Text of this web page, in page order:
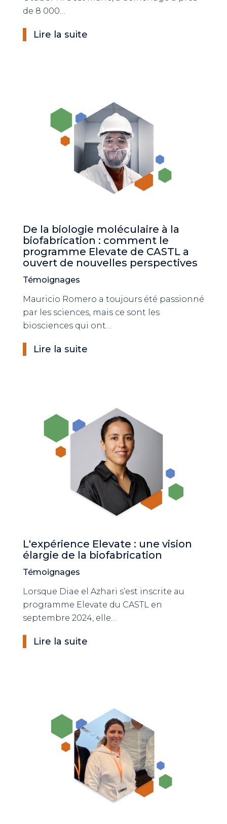
de 8 000…
Lire la suite
De la biologie moléculaire à la
biofabrication : comment le
programme Elevate de CASTL a
ouvert de nouvelles perspectives
Témoignages
Mauricio Romero a toujours été passionné
par les sciences, mais ce sont les
biosciences qui ont…
Lire la suite
L'expérience Elevate : une vision
élargie de la biofabrication
Témoignages
Lorsque Diae el Azhari s’est inscrite au
programme Elevate du CASTL en
septembre 2024, elle…
Lire la suite